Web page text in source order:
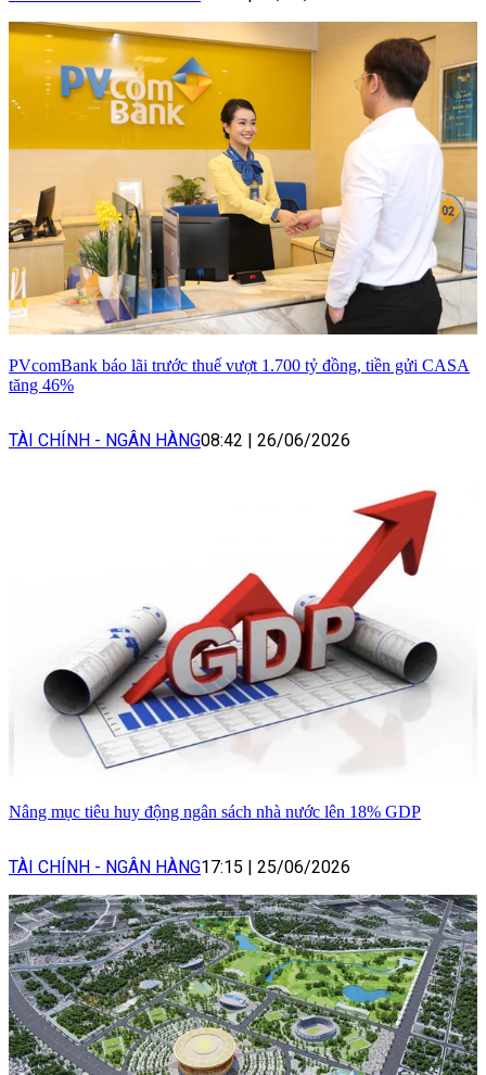
PVcomBank báo lãi trước thuế vượt 1.700 tỷ đồng, tiền gửi CASA
tăng 46%
TÀI CHÍNH - NGÂN HÀNG08:42 26/06/2026
Nâng mục tiêu huy động ngân sách nhà nước lên 18% GDP
TÀI CHÍNH - NGÂN HÀNG17:15 25/06/2026